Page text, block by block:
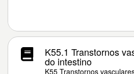
K55.1 Transtornos
do intestino
K55 Transtornos